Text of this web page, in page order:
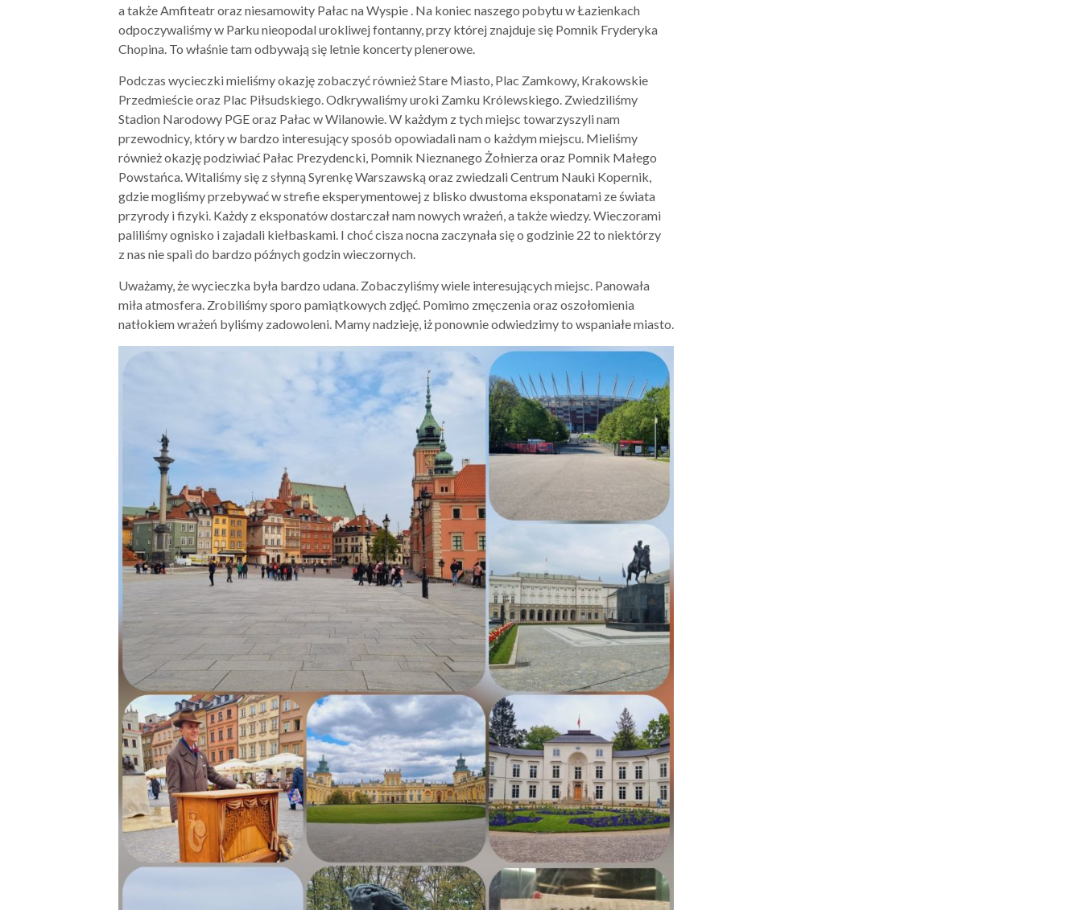
a także Amfiteatr oraz niesamowity Pałac na Wyspie . Na koniec naszego pobytu w Łazienkach
odpoczywaliśmy w Parku nieopodal urokliwej fontanny, przy której znajduje się Pomnik Fryderyka
Chopina. To właśnie tam odbywają się letnie koncerty plenerowe.
Podczas wycieczki mieliśmy okazję zobaczyć również Stare Miasto, Plac Zamkowy, Krakowskie
Przedmieście oraz Plac Piłsudskiego. Odkrywaliśmy uroki Zamku Królewskiego. Zwiedziliśmy
Stadion Narodowy PGE oraz Pałac w Wilanowie. W każdym z tych miejsc towarzyszyli nam
przewodnicy, który w bardzo interesujący sposób opowiadali nam o każdym miejscu. Mieliśmy
również okazję podziwiać Pałac Prezydencki, Pomnik Nieznanego Żołnierza oraz Pomnik Małego
Powstańca. Witaliśmy się z słynną Syrenkę Warszawską oraz zwiedzali Centrum Nauki Kopernik,
gdzie mogliśmy przebywać w strefie eksperymentowej z blisko dwustoma eksponatami ze świata
przyrody i fizyki. Każdy z eksponatów dostarczał nam nowych wrażeń, a także wiedzy. Wieczorami
paliliśmy ognisko i zajadali kiełbaskami. I choć cisza nocna zaczynała się o godzinie 22 to niektórzy
z nas nie spali do bardzo późnych godzin wieczornych.
Uważamy, że wycieczka była bardzo udana. Zobaczyliśmy wiele interesujących miejsc. Panowała
miła atmosfera. Zrobiliśmy sporo pamiątkowych zdjęć. Pomimo zmęczenia oraz oszołomienia
natłokiem wrażeń byliśmy zadowoleni. Mamy nadzieję, iż ponownie odwiedzimy to wspaniałe miasto.